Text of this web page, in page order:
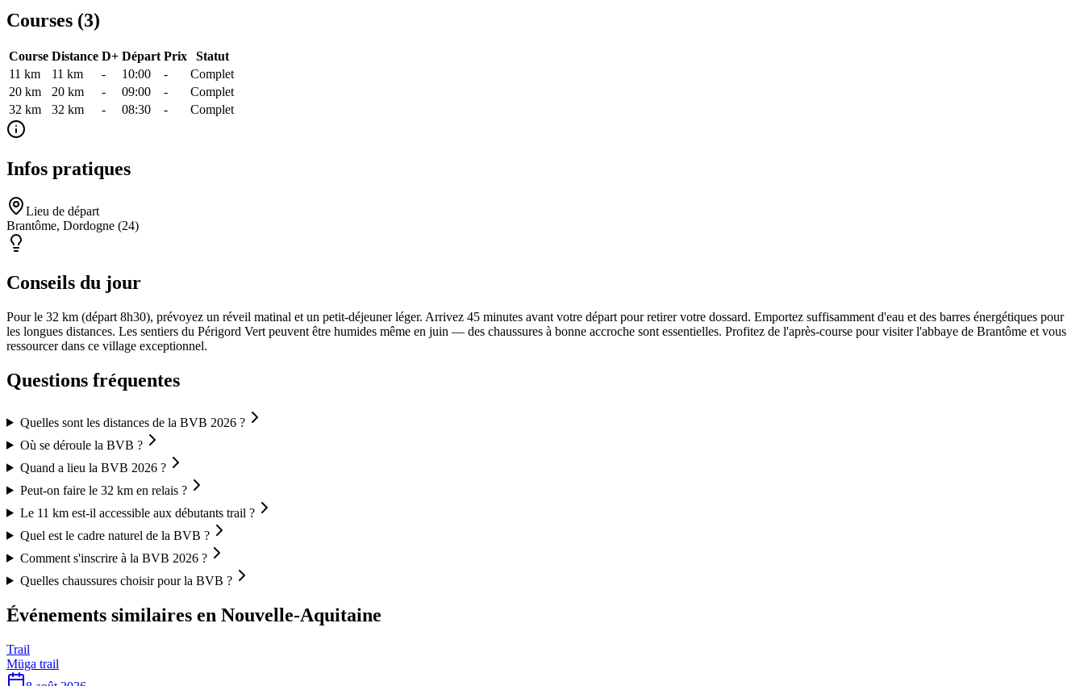
Courses (3)
Course Distance D+ Départ Prix
Statut
11 km
11 km - 10:00 -
Complet
20 km
20 km - 09:00 -
Complet
32 km
32 km - 08:30 - Complet
Infos pratiques
Lieu de départ
Brantôme, Dordogne (24)
Conseils du jour
Pour le 32 km (départ 8h30), prévoyez un réveil matinal et un petit-déjeuner léger. Arrivez 45 minutes avant votre départ pour retirer votre dossard. Emportez suffisamment d'eau et des barres énergétiques pour
les longues distances. Les sentiers du Périgord Vert peuvent être humides même en juin — des chaussures à bonne accroche sont essentielles. Profitez de l'après-course pour visiter l'abbaye de Brantôme et vous
ressourcer dans ce village exceptionnel.
Questions fréquentes
Quelles sont les distances de la BVB 2026 ?
Où se déroule la BVB ?
Quand a lieu la BVB 2026 ?
Peut-on faire le 32 km en relais ?
Le 11 km est-il accessible aux débutants trail ?
Quel est le cadre naturel de la BVB ?
Comment s'inscrire à la BVB 2026 ?
Quelles chaussures choisir pour la BVB ?
Événements similaires en Nouvelle-Aquitaine
Trail
Müga trail